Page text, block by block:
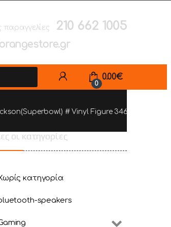
παραγγελίες 210 662 1005
0
0.00€
# Vinyl Figure 346
οι κατηγορίες
κατηγορία
speakers